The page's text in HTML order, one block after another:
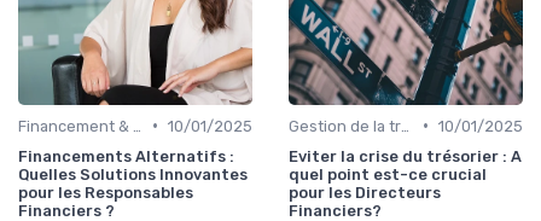
• 10/01/2025
Financements Alternatifs :
Quelles Solutions Innovantes
pour les Responsables
Financiers ?
• 10/01/2025
Eviter la crise du trésorier : A
quel point est-ce crucial
pour les Directeurs
Financiers?